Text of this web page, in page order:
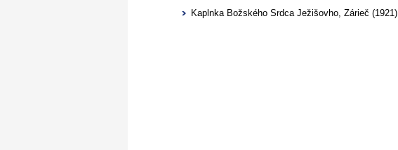
Kaplnka Božského Srdca Ježišovho, Zárieč (1921)